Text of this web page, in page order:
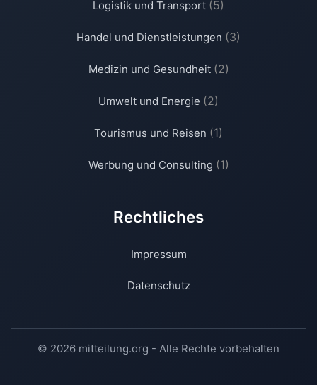
Logistik und Transport (5)
Handel und Dienstleistungen (3)
Medizin und Gesundheit (2)
Umwelt und Energie (2)
Tourismus und Reisen (1)
Werbung und Consulting (1)
Rechtliches
Impressum
Datenschutz
© 2026 mitteilung.org - Alle Rechte vorbehalten